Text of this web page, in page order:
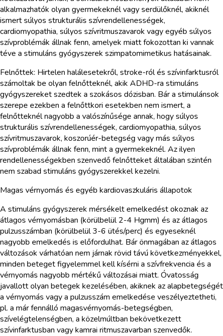
alkalmazhatók olyan gyermekeknél vagy serdülőknél, akiknél
ismert súlyos strukturális szívrendellenességek,
cardiomyopathia, súlyos szívritmuszavarok vagy egyéb súlyos
szívproblémák állnak fenn, amelyek miatt fokozottan ki vannak
téve a stimuláns gyógyszerek szimpatomimetikus hatásainak.
Felnőttek: Hirtelen halálesetekről, stroke-ról és szívinfarktusról
számoltak be olyan felnőtteknél, akik ADHD-ra stimuláns
gyógyszereket szedtek a szokásos dózisban. Bár a stimulánsok
szerepe ezekben a felnőttkori esetekben nem ismert, a
felnőtteknél nagyobb a valószínűsége annak, hogy súlyos
strukturális szívrendellenességek, cardiomyopathia, súlyos
szívritmuszavarok, koszorúér-betegség vagy más súlyos
szívproblémák állnak fenn, mint a gyermekeknél. Az ilyen
rendellenességekben szenvedő felnőtteket általában szintén
nem szabad stimuláns gyógyszerekkel kezelni.
Magas vérnyomás és egyéb kardiovaszkuláris állapotok
A stimuláns gyógyszerek mérsékelt emelkedést okoznak az
átlagos vérnyomásban (körülbelül 2-4 Hgmm) és az átlagos
pulzusszámban (körülbelül 3-6 ütés/perc) és egyeseknél
nagyobb emelkedés is előfordulhat. Bár önmagában az átlagos
változások várhatóan nem járnak rövid távú következményekkel,
minden beteget figyelemmel kell kísérni a szívfrekvencia és a
vérnyomás nagyobb mértékű változásai miatt. Óvatosság
javallott olyan betegek kezelésében, akiknek az alapbetegségét
a vérnyomás vagy a pulzusszám emelkedése veszélyeztetheti,
pl. a már fennálló magasvérnyomás-betegségben,
szívelégtelenségben, a közelmúltban bekövetkezett
szívinfarktusban vagy kamrai ritmuszavarban szenvedők.